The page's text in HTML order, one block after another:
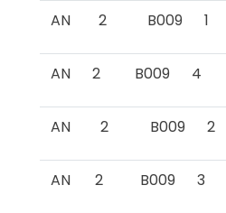
AN
2 B009 1
AN 2 B009 4
AN 2 B009 2
AN 2 B009 3